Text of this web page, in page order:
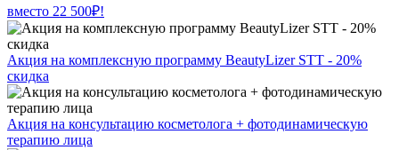
вместо 22 500₽!
Акция на комплексную программу BeautyLizer STT - 20%
скидка
Акция на консультацию косметолога + фотодинамическую
терапию лица